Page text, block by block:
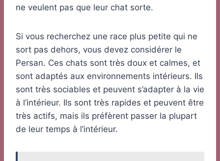
ne veulent pas que leur chat sorte.
Si vous recherchez une race plus petite qui ne
sort pas dehors, vous devez considérer le
Persan. Ces chats sont très doux et calmes, et
sont adaptés aux environnements intérieurs. Ils
sont très sociables et peuvent s’adapter à la vie
à l’intérieur. Ils sont très rapides et peuvent être
très actifs, mais ils préfèrent passer la plupart
de leur temps à l’intérieur.